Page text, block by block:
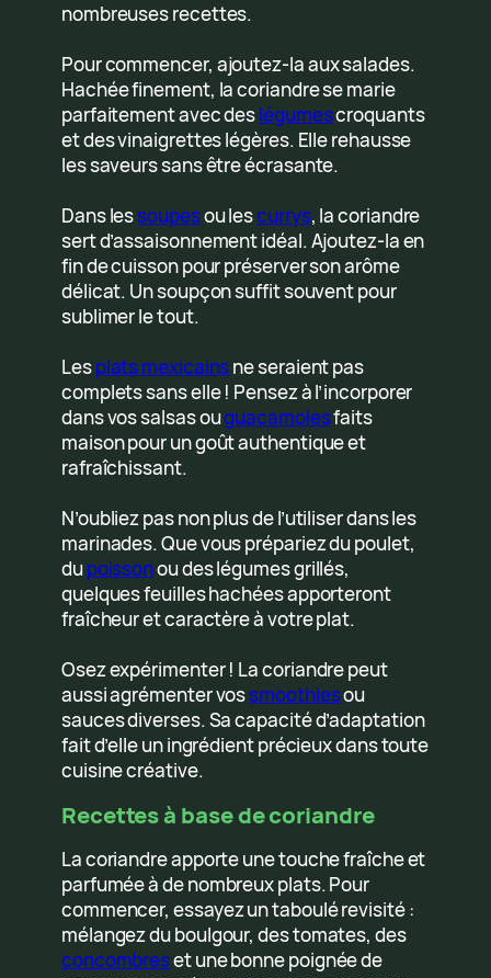
nombreuses recettes.
Pour commencer, ajoutez-la aux salades.
Hachée finement, la coriandre se marie
parfaitement avec deslégumescroquants
et des vinaigrettes légères. Elle rehausse
les saveurs sans être écrasante.
Dans lessoupesou lescurrys, la coriandre
sert d’assaisonnement idéal. Ajoutez-la en
fin de cuisson pour préserver son arôme
délicat. Un soupçon suffit souvent pour
sublimer le tout.
Lesplats mexicainsne seraient pas
complets sans elle ! Pensez à l’incorporer
dans vos salsas ouguacamolesfaits
maison pour un goût authentique et
rafraîchissant.
N’oubliez pas non plus de l’utiliser dans les
marinades. Que vous prépariez du poulet,
dupoissonou des légumes grillés,
quelques feuilles hachées apporteront
fraîcheur et caractère à votre plat.
Osez expérimenter ! La coriandre peut
aussi agrémenter vossmoothiesou
sauces diverses. Sa capacité d’adaptation
fait d’elle un ingrédient précieux dans toute
cuisine créative.
Recettes à base de coriandre
La coriandre apporte une touche fraîche et
parfumée à de nombreux plats. Pour
commencer, essayez un taboulé revisité :
mélangez du boulgour, des tomates, des
concombreset une bonne poignée de